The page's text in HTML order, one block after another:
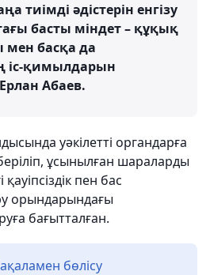
тиімді әдістерін енгізу
басты міндет – құқық
мен басқа да
іс-қимылдарын
Абаев.
уәкілетті органдарға
ұсынылған шараларды
пен бас
орындарындағы
бағытталған.
бөлісу